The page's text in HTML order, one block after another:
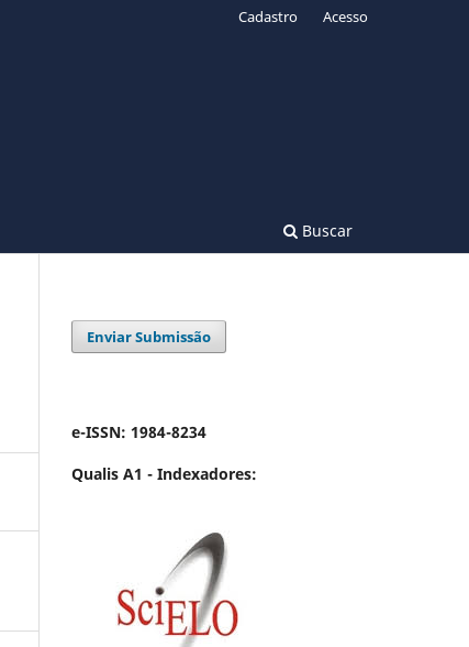
Buscar
Cadastro Acesso
Enviar Submissão
e-ISSN: 1984-8234
Qualis A1 - Indexadores: